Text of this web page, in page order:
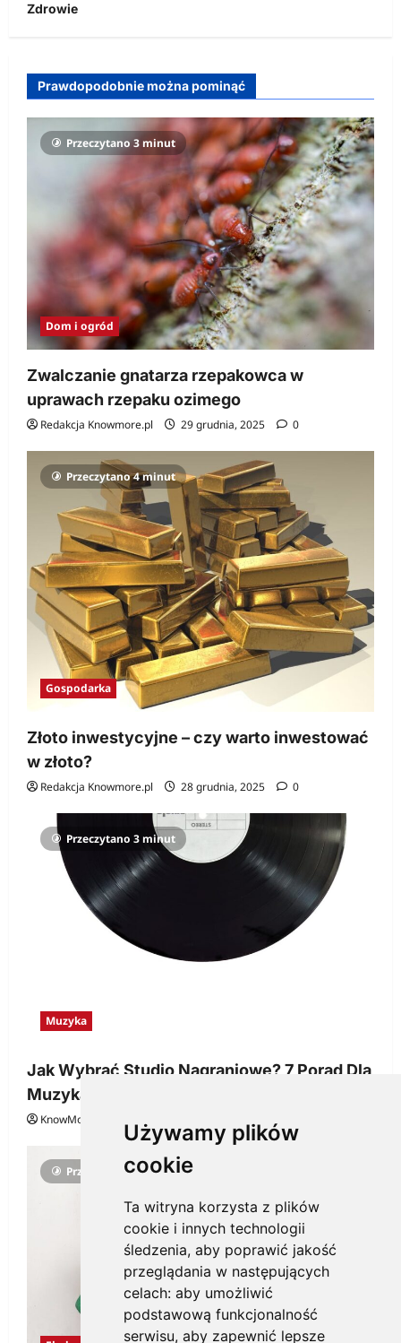
Używamy plików
cookie
Ta witryna korzysta z plików
cookie i innych technologii
śledzenia, aby poprawić jakość
przeglądania w następujących
celach: aby umożliwić
podstawową funkcjonalność
serwisu, aby zapewnić lepsze
Zdrowie
Prawdopodobnie można pominąć
Przeczytano 3 minut
Dom i ogród
Zwalczanie gnatarza rzepakowca w
uprawach rzepaku ozimego
Redakcja Knowmore.pl 29 grudnia, 2025 0
Przeczytano 4 minut
Gospodarka
Złoto inwestycyjne – czy warto inwestować
w złoto?
Redakcja Knowmore.pl 28 grudnia, 2025 0
Przeczytano 3 minut
Muzyka
Jak Wybrać Studio Nagraniowe? 7 Porad Dla
Muzyka
KnowMore.pl
Przeczytano 3 minut